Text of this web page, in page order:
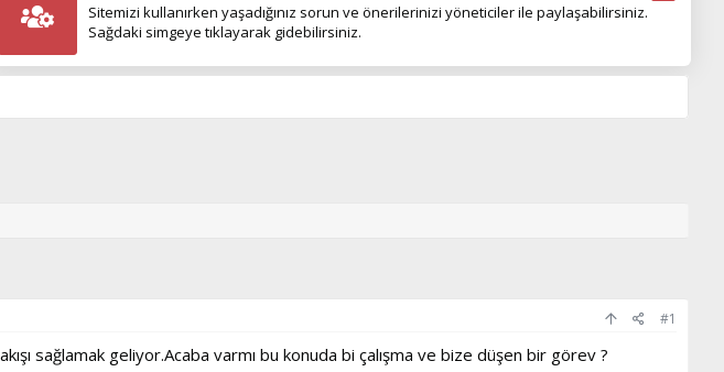
Sitemizi kullanırken yaşadığınız sorun ve önerilerinizi yöneticiler ile paylaşabilirsiniz.
Sağdaki simgeye tıklayarak gidebilirsiniz.
#1
sağlamak geliyor.Acaba varmı bu konuda bi çalışma ve bize düşen bir görev ?